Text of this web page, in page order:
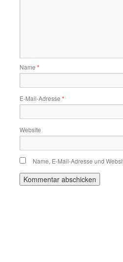
Name *
E-Mail-Adresse *
Website
Name, E-Mail-Adresse und